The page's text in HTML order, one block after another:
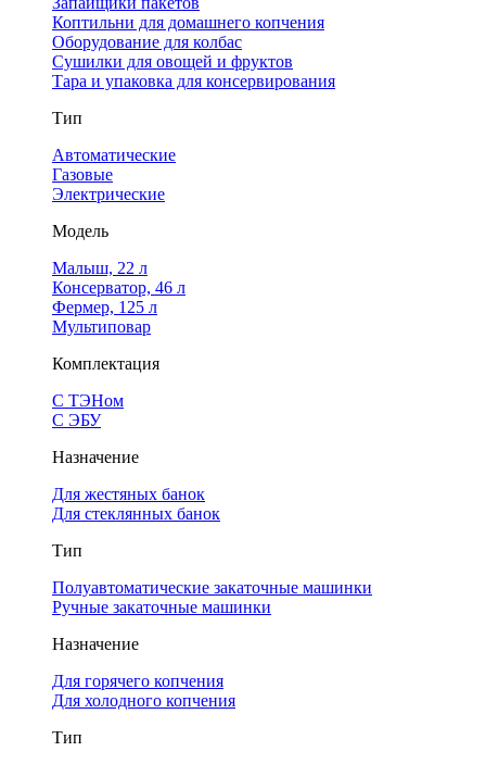
Коптильни для домашнего копчения
Оборудование для колбас
Сушилки для овощей и фруктов
Тара и упаковка для консервирования
Тип
Автоматические
Газовые
Электрические
Модель
Малыш, 22 л
Консерватор, 46 л
Фермер, 125 л
Мультиповар
Комплектация
С ТЭНом
С ЭБУ
Назначение
Для жестяных банок
Для стеклянных банок
Тип
Полуавтоматические закаточные машинки
Ручные закаточные машинки
Назначение
Для горячего копчения
Для холодного копчения
Тип